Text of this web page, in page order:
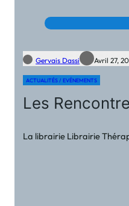
Gervais Dassi Avril 27,
ACTUALITÉS / EVÉNEMENTS
Les
La librairie Librairie